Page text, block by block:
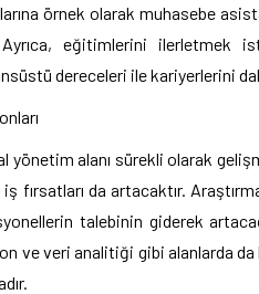
örnek olarak muhasebe
eğitimlerini ilerletmek
dereceleri ile kariyerlerini
yönetim alanı sürekli olarak
fırsatları da artacaktır.
talebinin giderek
ve veri analitiği gibi alanlarda